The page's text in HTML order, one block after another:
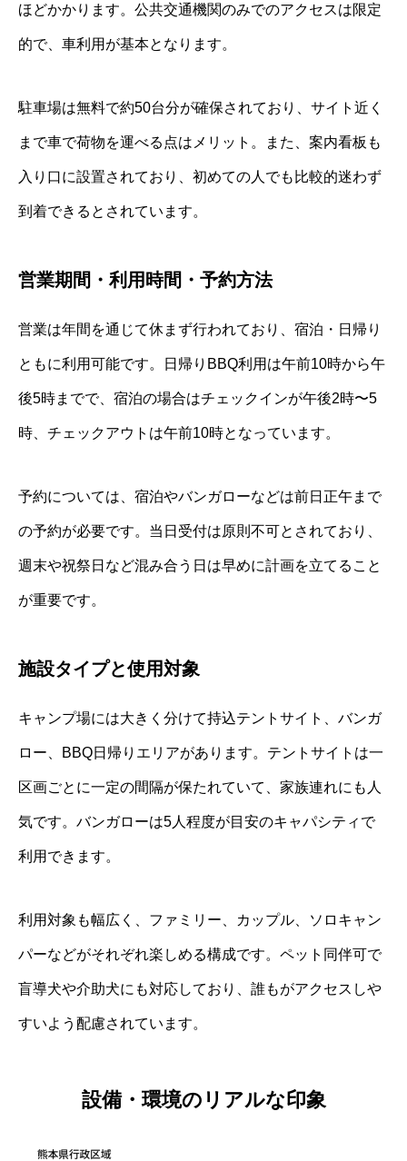
ほどかかります。公共交通機関のみでのアクセスは限定
的で、車利用が基本となります。
駐車場は無料で約50台分が確保されており、サイト近く
まで車で荷物を運べる点はメリット。また、案内看板も
入り口に設置されており、初めての人でも比較的迷わず
到着できるとされています。
営業期間・利用時間・予約方法
営業は年間を通じて休まず行われており、宿泊・日帰り
ともに利用可能です。日帰りBBQ利用は午前10時から午
後5時までで、宿泊の場合はチェックインが午後2時〜5
時、チェックアウトは午前10時となっています。
予約については、宿泊やバンガローなどは前日正午まで
の予約が必要です。当日受付は原則不可とされており、
週末や祝祭日など混み合う日は早めに計画を立てること
が重要です。
施設タイプと使用対象
キャンプ場には大きく分けて持込テントサイト、バンガ
ロー、BBQ日帰りエリアがあります。テントサイトは一
区画ごとに一定の間隔が保たれていて、家族連れにも人
気です。バンガローは5人程度が目安のキャパシティで
利用できます。
利用対象も幅広く、ファミリー、カップル、ソロキャン
パーなどがそれぞれ楽しめる構成です。ペット同伴可で
盲導犬や介助犬にも対応しており、誰もがアクセスしや
すいよう配慮されています。
設備・環境のリアルな印象